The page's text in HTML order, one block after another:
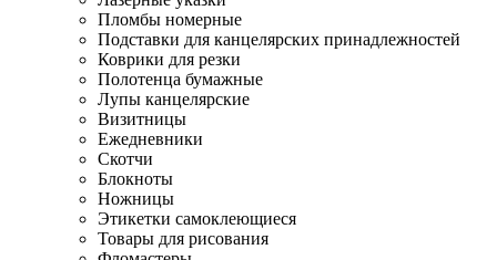
Пломбы номерные
Подставки для канцелярских принадлежностей
Коврики для резки
Полотенца бумажные
Лупы канцелярские
Визитницы
Ежедневники
Скотчи
Блокноты
Ножницы
Этикетки самоклеющиеся
Товары для рисования